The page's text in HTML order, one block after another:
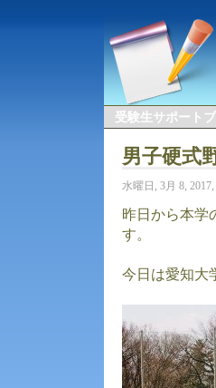
受験生サポート
男子硬式
水曜日, 3月 8,
昨日から本学
す。
今日は愛知大